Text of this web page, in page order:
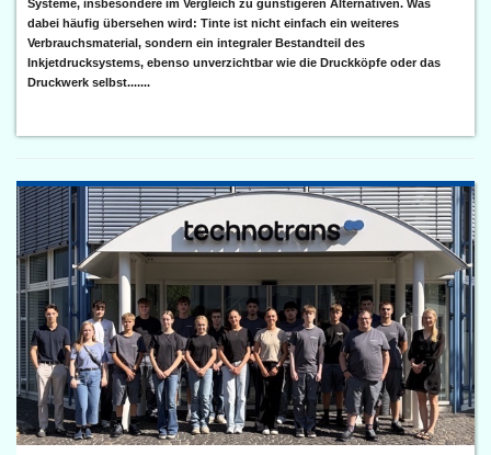
Systeme, insbesondere im Vergleich zu günstigeren Alternativen. Was
dabei häufig übersehen wird: Tinte ist nicht einfach ein weiteres
Verbrauchsmaterial, sondern ein integraler Bestandteil des
Inkjetdrucksystems, ebenso unverzichtbar wie die Druckköpfe oder das
Druckwerk selbst.......